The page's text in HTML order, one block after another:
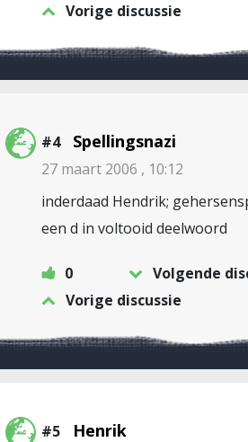
Vorige discussie
#4 Spellingsnazi
27 maart 2006 , 10:12
inderdaad Hendrik;
een d in voltooid deelwoord
0
Volgende
Vorige discussie
#5 Henrik